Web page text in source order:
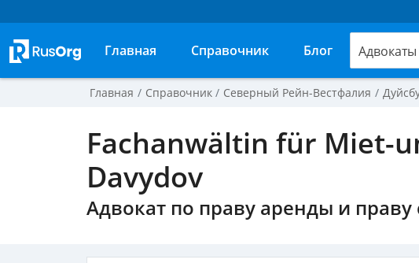
Главная Справочник Блог Адвокаты
Главная Справочник Северный Рейн-Вестфалия
Fachanwältin für Miet-
Davydov
Адвокат по праву аренды и